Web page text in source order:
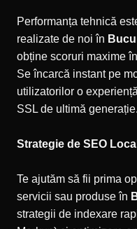
Performanța tehnică
realizate de noi în
obține scoruri maxime
Se încarcă instant pe
utilizatorilor o
SSL de ultimă generație.
Strategie de SEO
Te ajutăm să fii prima
servicii sau produse în
strategii de indexare